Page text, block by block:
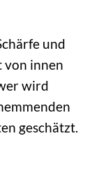
und
von innen
wird
geschätzt.